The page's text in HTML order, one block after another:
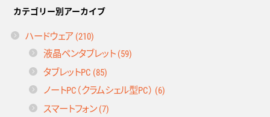
カテゴリー別アーカイブ
ハードウェア (210)
液晶ペンタブレット (59)
タブレットPC (85)
ノートPC（クラムシェル型PC） (6)
スマートフォン (7)